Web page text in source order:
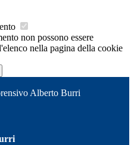
non possono essere
nella pagina della cookie
Alberto Burri